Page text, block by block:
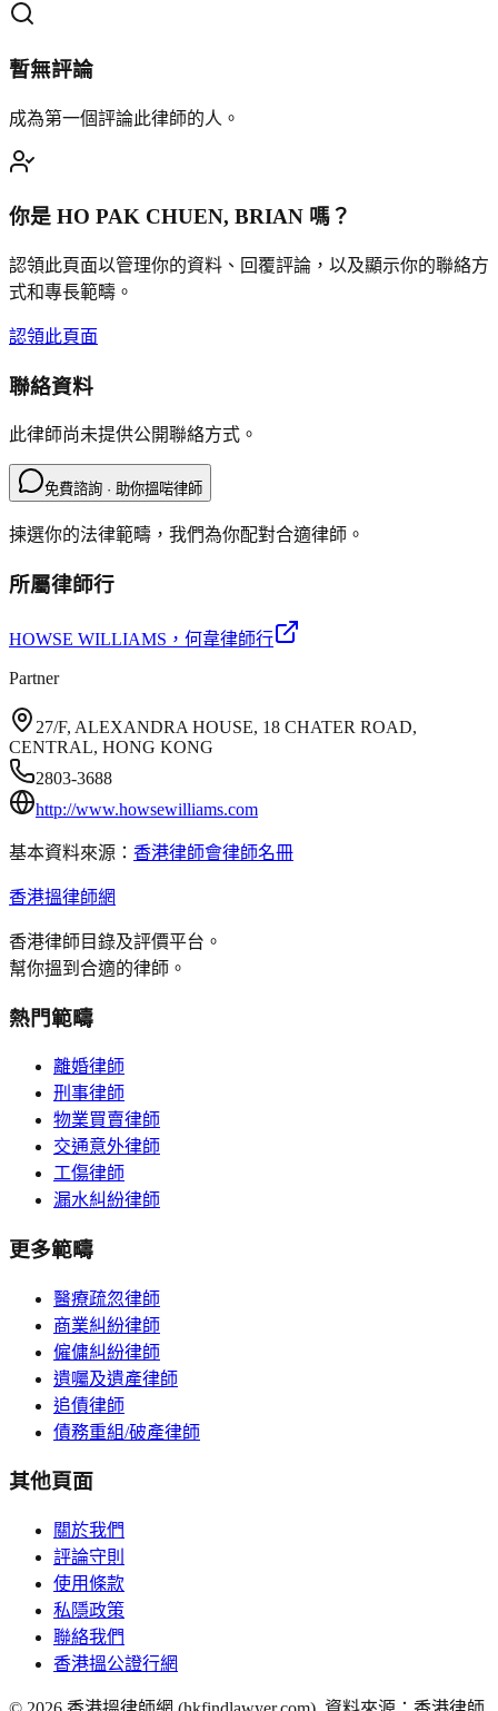
暫無評論
成為第一個評論此律師的人。
你是 HO PAK CHUEN, BRIAN 嗎？
認領此頁面以管理你的資料、回覆評論，以及顯示你的聯絡方
式和專長範疇。
認領此頁面
聯絡資料
此律師尚未提供公開聯絡方式。
免費諮詢 · 助你搵啱律師
揀選你的法律範疇，我們為你配對合適律師。
所屬律師行
HOWSE WILLIAMS ，何韋律師行
Partner
27/F, ALEXANDRA HOUSE, 18 CHATER ROAD,
CENTRAL, HONG KONG
2803-3688
http://www.howsewilliams.com
基本資料來源： 香港律師會律師名冊
香港搵律師網
香港律師目錄及評價平台。
幫你搵到合適的律師。
熱門範疇
離婚律師
刑事律師
物業買賣律師
交通意外律師
工傷律師
漏水糾紛律師
更多範疇
醫療疏忽律師
商業糾紛律師
僱傭糾紛律師
遺囑及遺產律師
追債律師
債務重組/破產律師
其他頁面
關於我們
評論守則
使用條款
私隱政策
聯絡我們
香港搵公證行網